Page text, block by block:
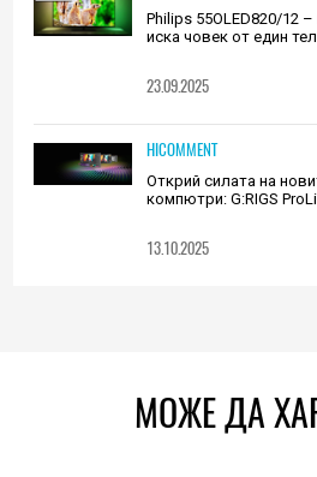
Philips 55OLED820/12
иска човек от един
23.09.2025
HICOMMENT
Открий силата на
компютри: G:RIGS
13.10.2025
МОЖЕ ДА